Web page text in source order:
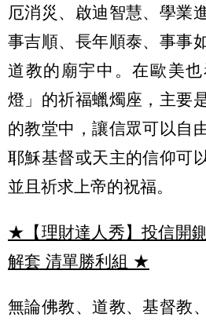
厄消災、啟迪智慧、學業
事吉順、長年順泰、事事
道教的廟宇中。在歐美
燈」的祈福蠟燭座，主要
的教堂中，讓信眾可以自
耶穌基督或天主的信仰可
並且祈求上帝的祝福。
★【理財達人秀】投信開
解套 清單勝利組 ★
無論佛教、道教、基督教